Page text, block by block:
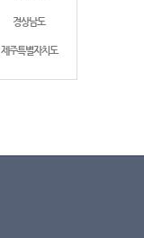
경상남도
제주특별자치도